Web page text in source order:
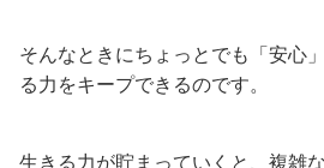
そんなときにちょっとでも「安心
る力をキープできるのです。
生きる力が貯まっていくと、複雑